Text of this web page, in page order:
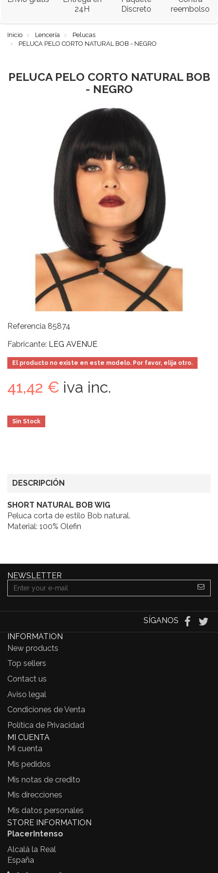
24H
Discreto
reembolso
Inicio Lencería
Pelucas
PELUCA PELO CORTO NATURAL BOB - NEGRO
PELUCA PELO CORTO NATURAL BOB
- NEGRO
Referencia 85874
Fabricante: LEG AVENUE
El producto no existe en este modelo. Por favor, elija otro.
41,42 € iva inc.
Sin Stock
DESCRIPCIÓN
SHORT NATURAL BOB WIG
Peluca corta de estilo Bob natural.
Material: 100% Olefin
NEWSLETTER
SÍGANOS
INFORMATION
New products
Top sellers
Contact us
Aviso legal
Condiciones de Venta
Política de Privacidad
MI CUENTA
Mi cuenta
Mis pedidos
Mis notas de credito
Mis direcciones
Mis datos personales
STORE INFORMATION
PlacerIntenso
Alcalá la Real
España